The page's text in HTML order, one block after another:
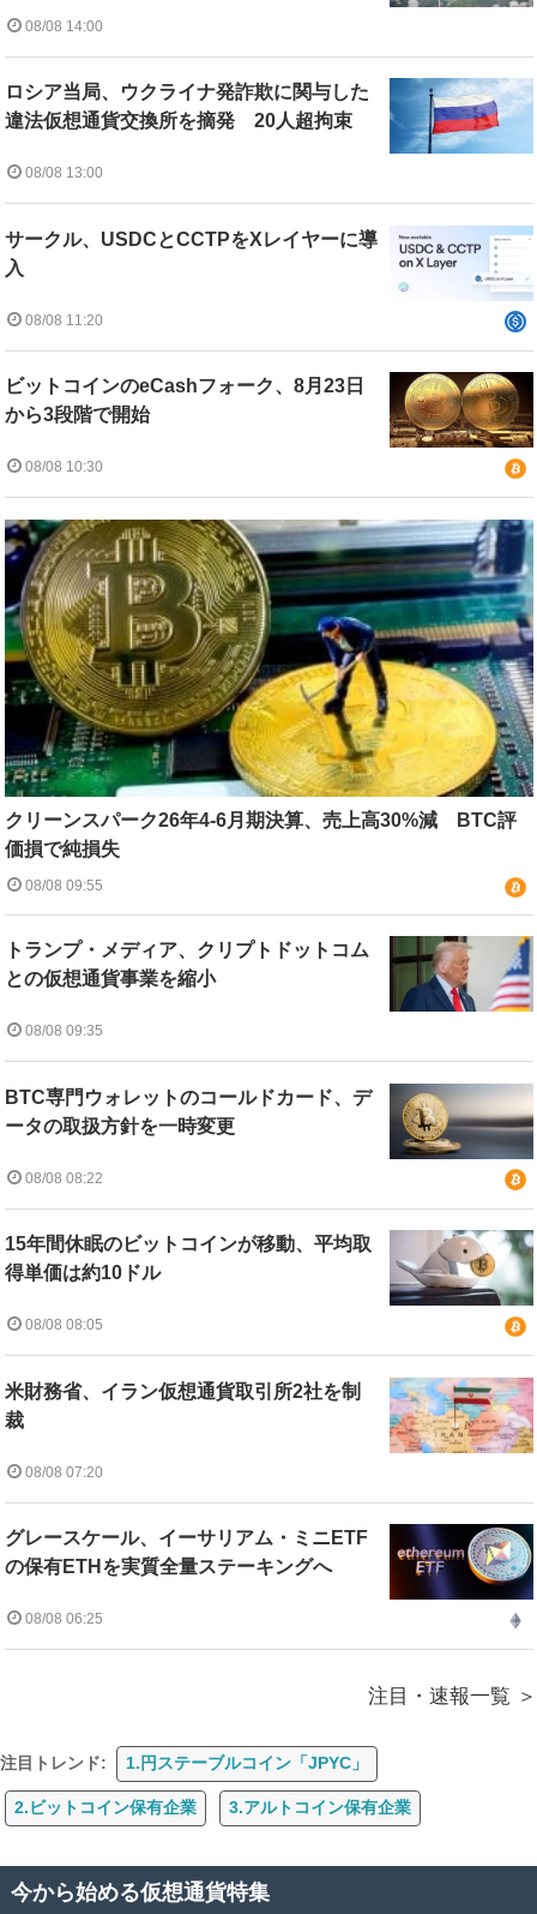
08/08 14:00
ロシア当局、ウクライナ発詐欺に関与した
違法仮想通貨交換所を摘発 20人超拘束
08/08 13:00
サークル、USDCとCCTPをXレイヤーに導
入
08/08 11:20
ビットコインのeCashフォーク、8月23日
から3段階で開始
08/08 10:30
クリーンスパーク26年4-6月期決算、売上高30%減 BTC評
価損で純損失
08/08 09:55
トランプ・メディア、クリプトドットコム
との仮想通貨事業を縮小
08/08 09:35
BTC専門ウォレットのコールドカード、デ
ータの取扱方針を一時変更
08/08 08:22
15年間休眠のビットコインが移動、平均取
得単価は約10ドル
08/08 08:05
米財務省、イラン仮想通貨取引所2社を制
裁
08/08 07:20
グレースケール、イーサリアム・ミニETF
の保有ETHを実質全量ステーキングへ
08/08 06:25
注目・速報一覧
注目トレンド: 1.円ステーブルコイン「JPYC」
2.ビットコイン保有企業 3.アルトコイン保有企業
今から始める仮想通貨特集